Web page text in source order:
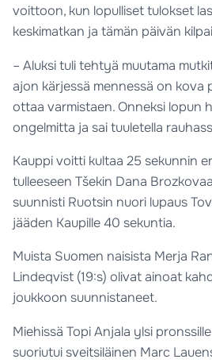
voittoon, kun lopulliset tulokset
keskimatkan ja tämän päivän
– Aluksi tuli tehtyä muutama
ajon kärjessä mennessä on kova
ottaa varmistaen. Onneksi lopun
ongelmitta ja sai tuuletella
Kauppi voitti kultaa 25 sekunnin
tulleeseen Tšekin Dana
suunnisti Ruotsin nuori lupaus
jääden Kaupille 40 sekuntia.
Muista Suomen naisista Merja
Lindeqvist (19:s) olivat ainoat
joukkoon suunnistaneet.
Miehissä Topi Anjala ylsi
suoriutui sveitsiläinen Marc